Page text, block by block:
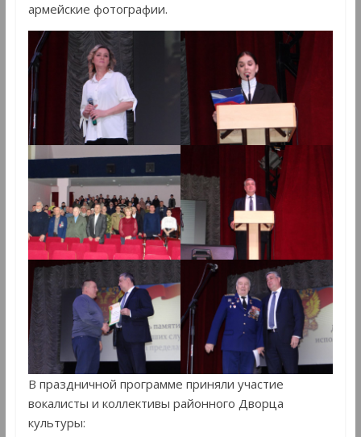
армейские фотографии.
В праздничной программе приняли участие
вокалисты и коллективы районного Дворца
культуры: